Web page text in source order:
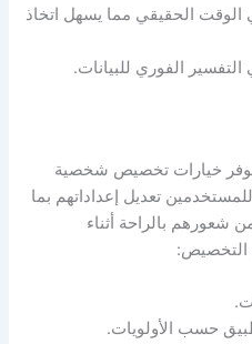
الوقت الحقيقي مما يسهل اتخاذ
الفوري للبيانات.
خيارات تخصيص شخصية
تعديل إعداداتهم بما
شعورهم بالراحة أثناء
التخصيص:
حسب الأولويات.